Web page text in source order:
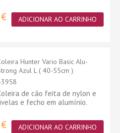
ADICIONAR AO CARRINHO
Hunter Vario Basic Alu-
Azul L ( 40-55cm )
de cão feita de nylon e
e fecho em alumínio.
ADICIONAR AO CARRINHO